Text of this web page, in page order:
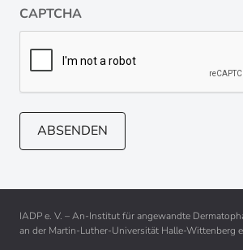
CAPTCHA
IADP e. V. – An-Institut für angewandte
an der Martin-Luther-Universität Halle-Wittenberg